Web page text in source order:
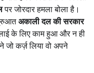
पर जोरदार हमला बोला है।
अकाली दल की सरकार
के लिए काम हुआ और न ही
जो कर्ज़ लिया वो अपने